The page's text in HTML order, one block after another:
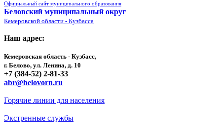
Официальный сайт муниципального образования
Беловский муниципальный округ
Кемеровской области - Кузбасса
Наш адрес:
Кемеровская область - Кузбасс,
г. Белово, ул. Ленина, д. 10
+7 (384-52) 2-81-33
abr@belovorn.ru
Горячие линии для населения
Экстренные службы